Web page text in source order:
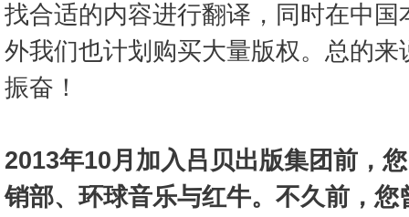
找合适的内容进行翻译，同时在中
外我们也计划购买大量版权。总的
振奋！
2013年10月加入吕贝出版集团前，
销部、环球音乐与红牛。不久前，